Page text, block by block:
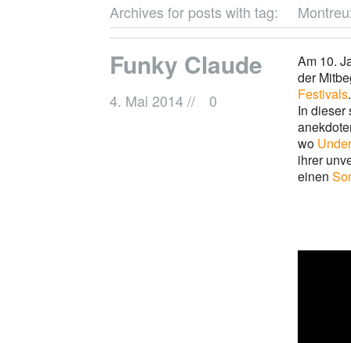
Archives for posts with tag:
Funky Claude
4. Mai 2014// 0
Am 10.
der
Festivals.
In dieser
wo
ihrer
einen